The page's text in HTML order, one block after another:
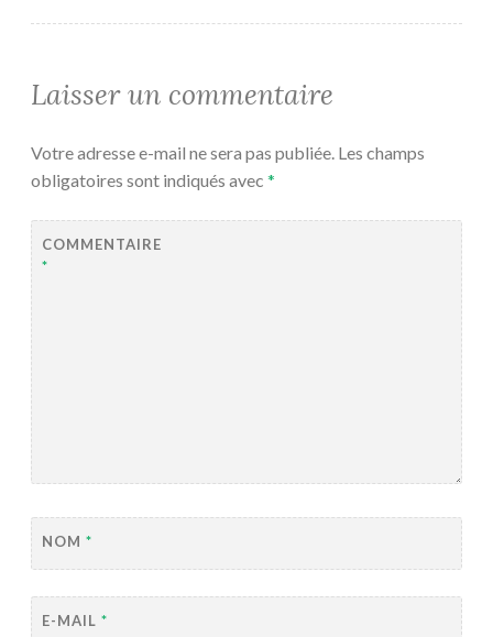
Laisser un commentaire
Votre adresse e-mail ne sera pas publiée. Les champs
obligatoires sont indiqués avec *
COMMENTAIRE
*
NOM *
E-MAIL *